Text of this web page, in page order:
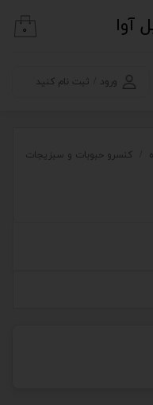
آوا
ورود ثبت نام کنید
۰
کنسرو حبوبات و سبزیجات